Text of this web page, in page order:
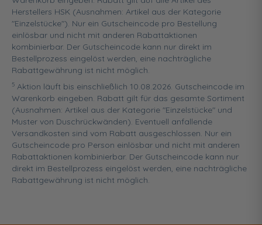
Herstellers HSK (Ausnahmen: Artikel aus der Kategorie
"Einzelstücke"). Nur ein Gutscheincode pro Bestellung
einlösbar und nicht mit anderen Rabattaktionen
kombinierbar. Der Gutscheincode kann nur direkt im
Bestellprozess eingelöst werden, eine nachträgliche
Rabattgewährung ist nicht möglich.
5 Aktion läuft bis einschließlich 10.08.2026. Gutscheincode im
Warenkorb eingeben. Rabatt gilt für das gesamte Sortiment
(Ausnahmen: Artikel aus der Kategorie "Einzelstücke" und
Muster von Duschrückwänden). Eventuell anfallende
Versandkosten sind vom Rabatt ausgeschlossen. Nur ein
Gutscheincode pro Person einlösbar und nicht mit anderen
Rabattaktionen kombinierbar. Der Gutscheincode kann nur
direkt im Bestellprozess eingelöst werden, eine nachträgliche
Rabattgewährung ist nicht möglich.